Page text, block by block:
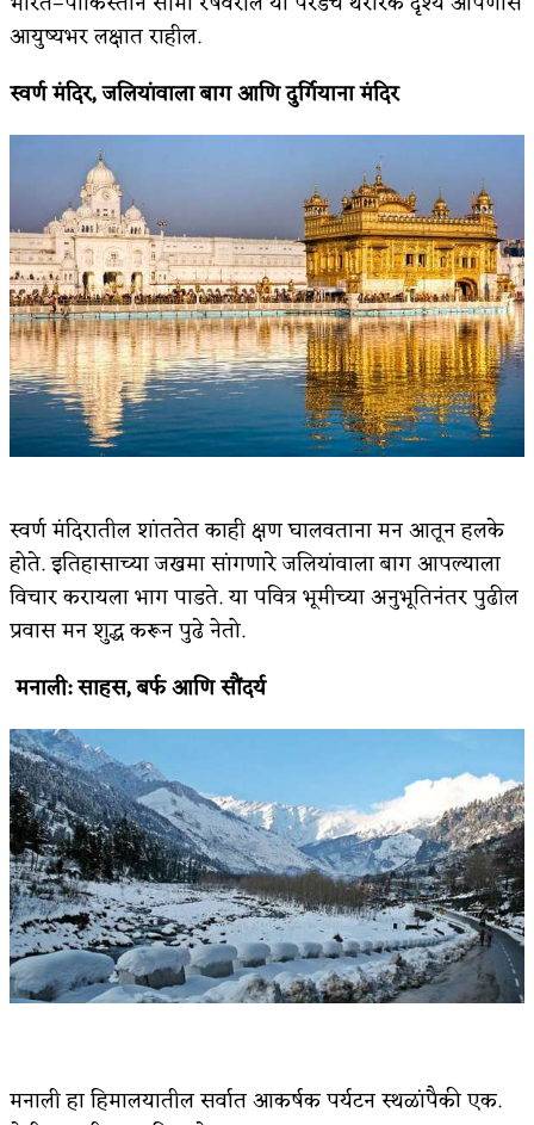
आयुष्यभर लक्षात राहील.
स्वर्ण मंदिर,जलियांवाला बाग आणि दुर्गियाना मंदिर
स्वर्ण मंदिरातील शांततेत काही क्षण घालवताना मन आतून हलके
होते. इतिहासाच्या जखमा सांगणारे जलियांवाला बाग आपल्याला
विचार करायला भाग पाडते. या पवित्र भूमीच्या अनुभूतिनंतर पुढील
प्रवास मन शुद्ध करून पुढे नेतो.
मनाली:साहस,बर्फ आणि सौंदर्य
मनाली हा हिमालयातील सर्वात आकर्षक पर्यटन स्थळांपैकी एक.